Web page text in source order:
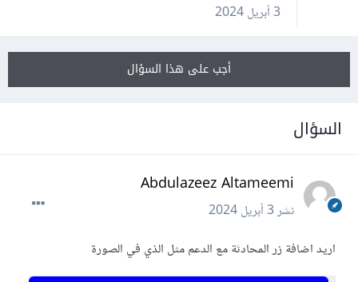
3 أبريل 2024
أجب على هذا السؤال
السؤال
Abdulazeez Altameemi
نشر3 أبريل 2024
اريد اضافة زر المحادثة مع الدعم مثل الذي في الصورة